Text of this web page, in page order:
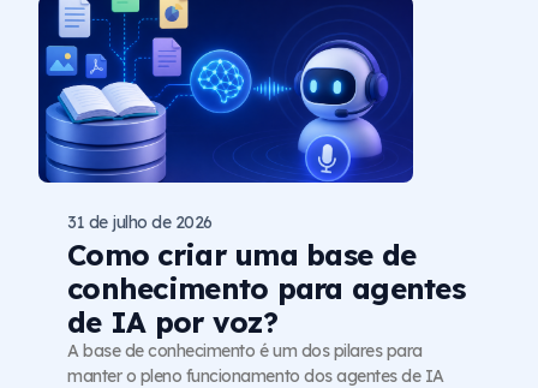
Como criar uma base de
conhecimento para agentes
de IA por voz?
31 de julho de 2026
A base de conhecimento é um dos pilares para
manter o pleno funcionamento dos agentes de IA